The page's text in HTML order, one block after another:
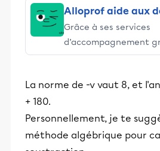
Alloprof aide aux
Grâce à ses services
d’accompagnement
stimulants, Alloprof
éducative.
La norme de -v vaut 8, et
+ 180.
Personnellement, je te
méthode algébrique pour